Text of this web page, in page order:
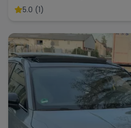
5.0 (1)